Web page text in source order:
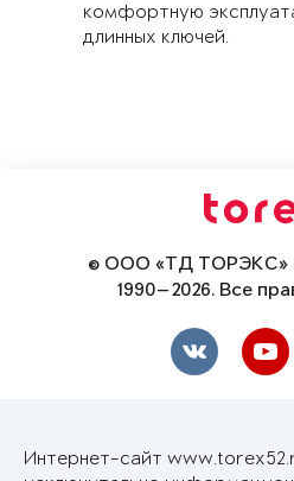
комфортную
длинных ключей.
© ООО «ТД ТОРЭКС»
1990—2026. Все
Интернет-сайт